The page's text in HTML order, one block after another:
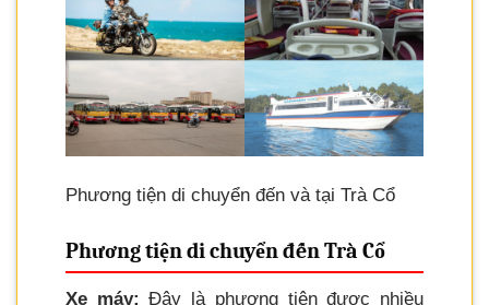
Phương tiện di chuyển đến và tại Trà Cổ
Phương tiện di chuyển đến Trà Cổ
Xe máy: Đây là phương tiện được nhiều